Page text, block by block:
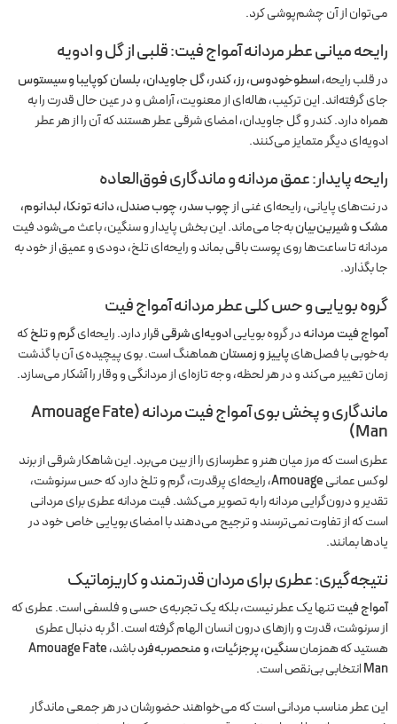
می‌توان از آن چشم‌پوشی کرد.
رایحه میانی عطر مردانه آمواج فیت: قلبی از گل و ادویه
در قلب رایحه،اسطوخودوس، رز، کندر، گل جاویدان، بلسان کوپایبا و سیستوس
جای گرفته‌اند. این ترکیب، هاله‌ای از معنویت، آرامش و در عین حال قدرت را به
همراه دارد. کندر و گل جاویدان، امضای شرقی عطر هستند که آن را از هر عطر
ادویه‌ای دیگر متمایز می‌کنند.
رایحه پایدار: عمق مردانه و ماندگاری فوق‌العاده
در نت‌های پایانی، رایحه‌ای غنی ازچوب سدر، چوب صندل، دانه تونکا، لبدانوم،
مشک و شیرین‌بیانبه‌جا می‌ماند. این بخش پایدار و سنگین، باعث می‌شود فیت
مردانه تا ساعت‌ها روی پوست باقی بماند و رایحه‌ای تلخ، دودی و عمیق از خود به
جا بگذارد.
گروه بویایی و حس کلی عطر مردانه آمواج فیت
آمواج فیت مردانهدر گروه بویاییادویه‌ای شرقیقرار دارد. رایحه‌ایگرم و تلخکه
به‌خوبی با فصل‌هایپاییز و زمستانهماهنگ است. بوی پیچیده‌ی آن با گذشت
زمان تغییر می‌کند و در هر لحظه، وجه تازه‌ای از مردانگی و وقار را آشکار می‌سازد.
ماندگاری و پخش بوی آمواج فیت مردانه (Amouage Fate
Man)
عطری است که مرز میان هنر و عطرسازی را از بین می‌برد. این شاهکار شرقی از برند
لوکس عمانیAmouage، رایحه‌ای پرقدرت، گرم و تلخ دارد که حس سرنوشت،
تقدیر و درون‌گرایی مردانه را به تصویر می‌کشد. فیت مردانه عطری برای مردانی
است که از تفاوت نمی‌ترسند و ترجیح می‌دهند با امضای بویایی خاص خود در
یادها بمانند.
نتیجه‌گیری: عطری برای مردان قدرتمند و کاریزماتیک
آمواج فیتتنها یک عطر نیست، بلکه یک تجربه‌ی حسی و فلسفی است. عطری که
از سرنوشت، قدرت و رازهای درون انسان الهام گرفته است. اگر به دنبال عطری
هستید که همزمانسنگین، پرجزئیات، و منحصربه‌فردباشد،Amouage Fate
Manانتخابی بی‌نقص است.
این عطر مناسب مردانی است که می‌خواهند حضورشان در هر جمعی ماندگار